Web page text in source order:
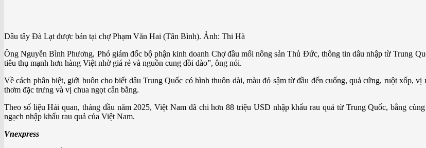
Dâu tây Đà Lạt được bán tại chợ Phạm Văn Hai (Tân Bình). Ảnh: Thi Hà
Ông Nguyễn Bình Phương, Phó giám đốc bộ phận kinh doanh Chợ đầu mối nông sản Thủ Đức, thông tin dâu nhập từ Trung
tiêu thụ mạnh hơn hàng Việt nhờ giá rẻ và nguồn cung dồi dào”, ông nói.
Về cách phân biệt, giới buôn cho biết dâu Trung Quốc có hình thuôn dài, màu đỏ sậm từ đầu đến cuống, quả cứng, ruột xốp,
thơm đặc trưng và vị chua ngọt cân bằng.
Theo số liệu Hải quan, tháng đầu năm 2025, Việt Nam đã chi hơn 88 triệu USD nhập khẩu rau quả từ Trung Quốc, bằng
ngạch nhập khẩu rau quả của Việt Nam.
Vnexpress